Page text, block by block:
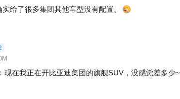
给了很多集团其他车型没有配置。
： 现在我正在开比亚迪集团的旗舰SUV，没感觉差多少~